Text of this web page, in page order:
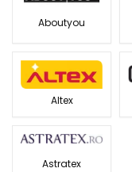
Aboutyou
Altex
Astratex